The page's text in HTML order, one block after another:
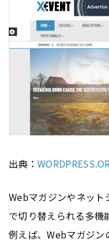
出典：
Webマガジンやネット
で切り替えられる多機
例えば、Webマガジン